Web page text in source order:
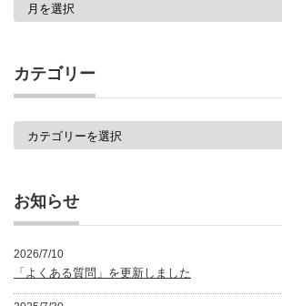
一
覧
カテゴリー
お知らせ
2026/7/10
「よくある質問」を更新しました